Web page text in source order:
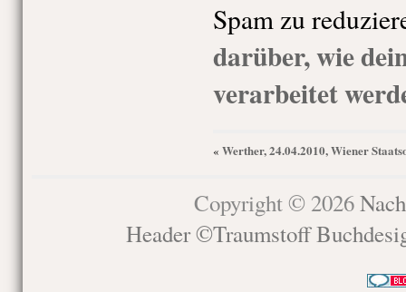
Spam zu
darüber, wie
verarbeitet
« Werther, 24.04.2010, Wiener
Copyright © 2026
Header ©Traumstoff